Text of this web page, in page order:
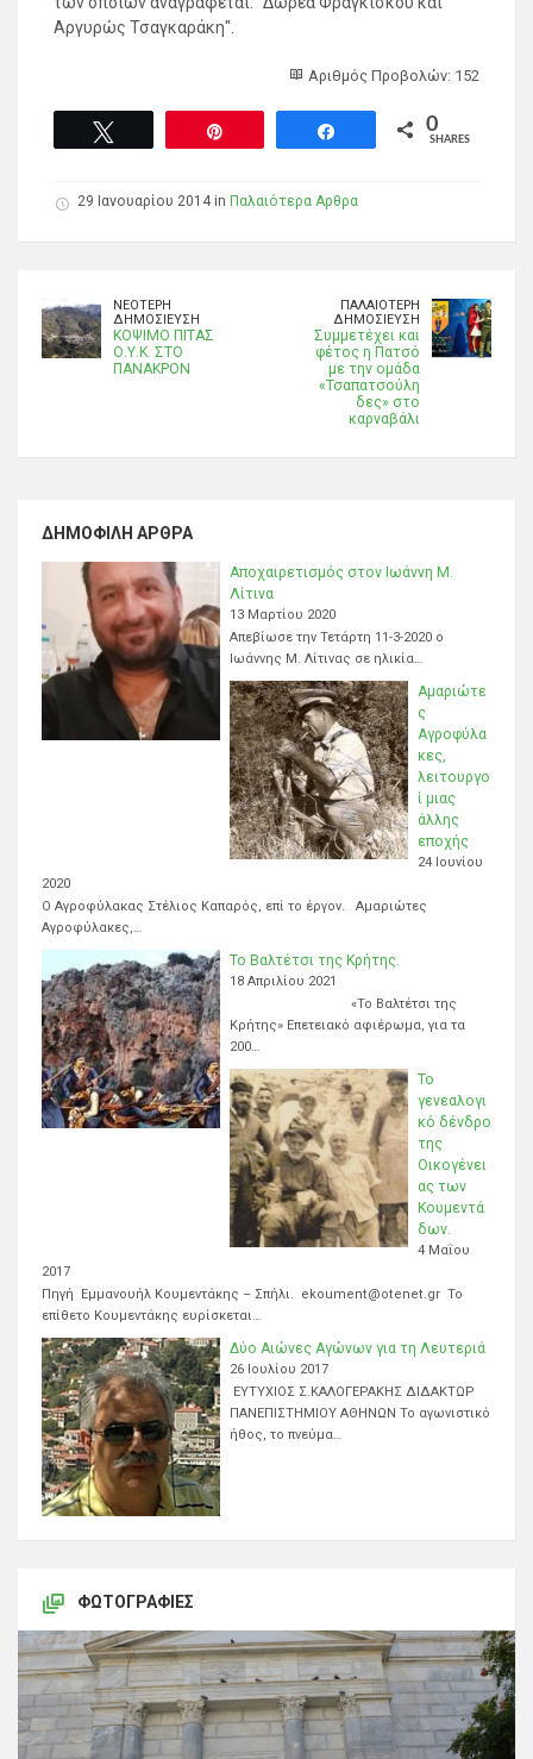
Αργυρώς Τσαγκαράκη".
Αριθμός Προβολών: 152
0
SHARES
29 Ιανουαρίου 2014 in Παλαιότερα Αρθρα
ΝΕΌΤΕΡΗ
ΔΗΜΟΣΊΕΥΣΗ
ΚΟΨΙΜΟ ΠΙΤΑΣ
Ο.Υ.Κ. ΣΤΟ
ΠΑΝΑΚΡΟΝ
ΠΑΛΑΙΌΤΕΡΗ
ΔΗΜΟΣΊΕΥΣΗ
Συμμετέχει και
φέτος η Πατσό
με την ομάδα
«Τσαπατσούλη
δες» στο
καρναβάλι
ΔΗΜΟΦΙΛΉ ΆΡΘΡΑ
Αποχαιρετισμός στον Ιωάννη Μ.
Λίτινα
13 Μαρτίου 2020
Απεβίωσε την Τετάρτη 11-3-2020 ο
Ιωάννης Μ. Λίτινας σε ηλικία…
Αμαριώτε
ς
Αγροφύλα
κες,
λειτουργο
ί μιας
άλλης
εποχής
24 Ιουνίου
2020
Ο Αγροφύλακας Στέλιος Καπαρός, επί το έργον. Αμαριώτες
Αγροφύλακες,…
Το Βαλτέτσι της Κρήτης.
18 Απριλίου 2021
«Το Βαλτέτσι της
Κρήτης» Επετειακό αφιέρωμα, για τα
200…
Το
γενεαλογι
κό δένδρο
της
Οικογένει
ας των
Κουμεντά
δων.
4 Μαΐου
2017
Πηγή Εμμανουήλ Κουμεντάκης – Σπήλι. ekoument@otenet.gr Το
επίθετο Κουμεντάκης ευρίσκεται…
Δύο Αιώνες Αγώνων για τη Λευτεριά
26 Ιουλίου 2017
ΕΥΤΥΧΙΟΣ Σ.ΚΑΛΟΓΕΡΑΚΗΣ ΔΙΔΑΚΤΩΡ
ΠΑΝΕΠΙΣΤΗΜΙΟΥ ΑΘΗΝΩΝ Το αγωνιστικό
ήθος, το πνεύμα…
ΦΩΤΟΓΡΑΦΊΕΣ